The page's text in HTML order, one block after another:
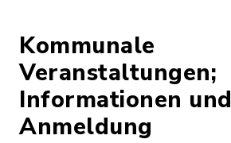
Kommunale
Veranstaltungen;
Informationen und
Anmeldung